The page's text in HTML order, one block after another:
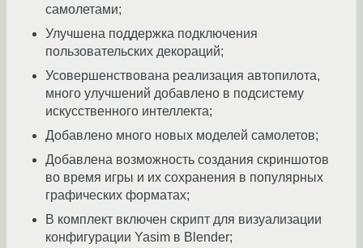
самолетами;
Улучшена поддержка подключения
пользовательских декораций;
Усовершенствована реализация автопилота,
много улучшений добавлено в подсистему
искусственного интеллекта;
Добавлено много новых моделей самолетов;
Добавлена возможность создания скриншотов
во время игры и их сохранения в популярных
графических форматах;
В комплект включен скрипт для визуализации
конфигурации Yasim в Blender;